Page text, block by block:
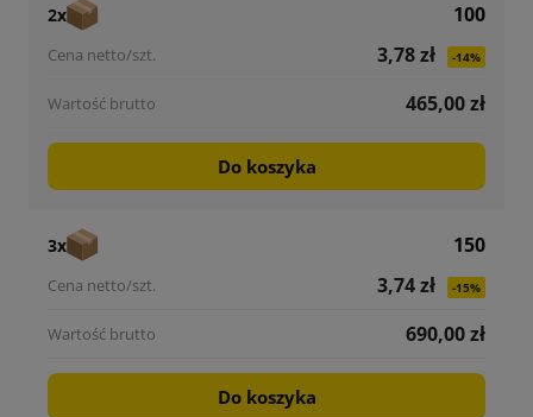
2x
100
3,78 zł
-14%
465,00 zł
Do koszyka
3x
150
3,74 zł
-15%
690,00 zł
Do koszyka